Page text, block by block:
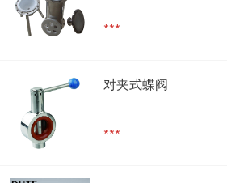
***
对夹式蝶阀
***